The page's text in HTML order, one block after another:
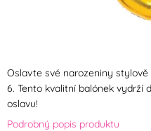
Oslavte své narozeniny
6. Tento kvalitní balónek vydrží
oslavu!
Podrobný popis produktu